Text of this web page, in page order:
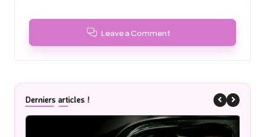
Leave a Comment
Derniers articles !